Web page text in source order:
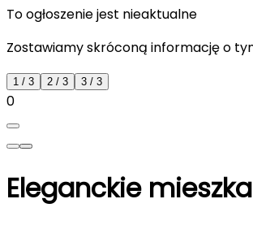
To ogłoszenie jest nieaktualne
Zostawiamy skróconą informację o
1 / 3 2 / 3 3 / 3
0
Eleganckie